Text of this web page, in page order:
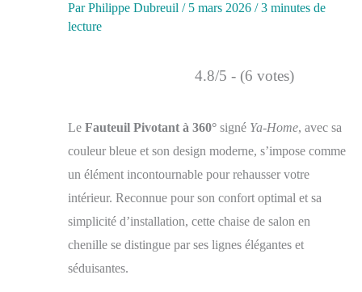
ParPhilippe Dubreuil / 5 mars 2026 /3 minutes de
lecture
4.8/5 - (6 votes)
Le Fauteuil Pivotant à 360° signé Ya-Home, avec sa
couleur bleue et son design moderne, s’impose comme
un élément incontournable pour rehausser votre
intérieur. Reconnue pour son confort optimal et sa
simplicité d’installation, cette chaise de salon en
chenille se distingue par ses lignes élégantes et
séduisantes.